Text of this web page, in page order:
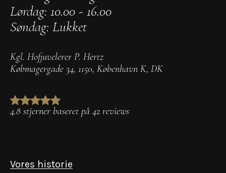
Lørdag: 10.00 - 16.00
Søndag: Lukket
Kgl. Hofjuvelerer P. Hertz
Købmagergade 34, 1150, København K, DK
4.8 stjerner baseret på 42 reviews
Vores historie